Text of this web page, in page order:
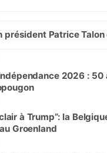
président Patrice
2026 :
à Trump”: la
Groenland